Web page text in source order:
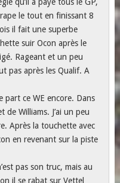
le tout en finissant 8
il fait une superbe
suir Ocon après le
Rageant et un peu
pas après les Qualif. A
part ce WE encore. Dans
de Williams. J’ai un peu
Après la touchette avec
en revenant sur la piste
pas son truc, mais au
il se rabat sur Vettel